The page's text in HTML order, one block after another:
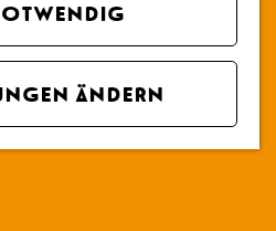
ändern
Übernachten
Hunde
Region